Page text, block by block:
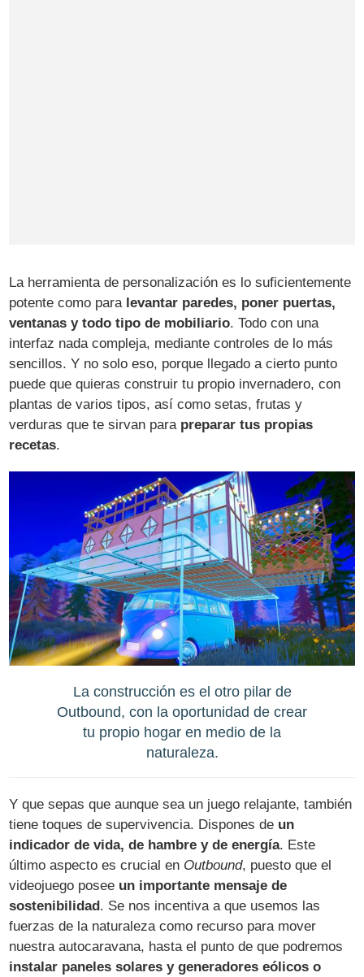
La herramienta de personalización es lo suficientemente
potente como para levantar paredes, poner puertas,
ventanas y todo tipo de mobiliario. Todo con una
interfaz nada compleja, mediante controles de lo más
sencillos. Y no solo eso, porque llegado a cierto punto
puede que quieras construir tu propio invernadero, con
plantas de varios tipos, así como setas, frutas y
verduras que te sirvan para preparar tus propias
recetas.
La construcción es el otro pilar de
Outbound, con la oportunidad de crear
tu propio hogar en medio de la
naturaleza.
Y que sepas que aunque sea un juego relajante, también
tiene toques de supervivencia. Dispones de un
indicador de vida, de hambre y de energía. Este
último aspecto es crucial en Outbound, puesto que el
videojuego posee un importante mensaje de
sostenibilidad . Se nos incentiva a que usemos las
fuerzas de la naturaleza como recurso para mover
nuestra autocaravana, hasta el punto de que podremos
instalar paneles solares y generadores eólicos o